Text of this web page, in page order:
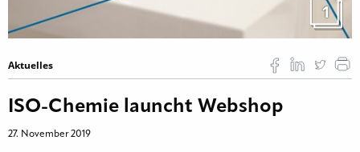
1
Aktuelles
ISO-Chemie launcht Webshop
27. November 2019